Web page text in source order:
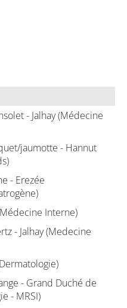
- Jalhay (Médecine
jaumotte - Hannut
- Erezée
Interne)
- Jalhay (Medecine
- Grand Duché de
- MRSI)